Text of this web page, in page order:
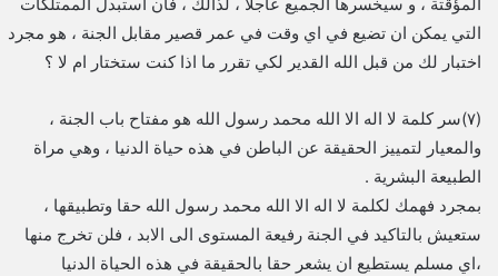
التي يمكن ان تضيع في اي وقت في عمر قصير مقابل الجنة ، هو مجرد
اختبار لك من قبل الله القدير لكي تقرر ما اذا كنت ستختار ام لا ؟
(٧)سر كلمة لا اله الا الله محمد رسول الله هو مفتاح باب الجنة ،
والمعيار لتمييز الحقيقة عن الباطن في هذه حياة الدنيا ، وهي مراة
الطبيعة البشرية .
بمجرد فهمك لكلمة لا اله الا الله محمد رسول الله حقا وتطبيقها ،
ستعيش بالتاكيد في الجنة رفيعة المستوى الى الابد ، فلن تخرج منها
،اي مسلم يستطيع ان يشعر حقا بالحقيقة في هذه الحياة الدنيا